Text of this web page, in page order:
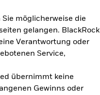
möglicherweise die
gelangen. BlackRock
Verantwortung oder
Service,
übernimmt keine
Gewinns oder